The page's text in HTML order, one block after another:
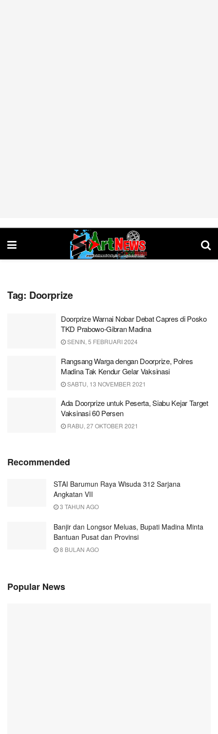
Tag: Doorprize
Doorprize Warnai Nobar Debat Capres di Posko
TKD Prabowo-Gibran Madina
SENIN, 5 FEBRUARI 2024
Rangsang Warga dengan Doorprize, Polres
Madina Tak Kendur Gelar Vaksinasi
SABTU, 13 NOVEMBER 2021
Ada Doorprize untuk Peserta, Siabu Kejar Target
Vaksinasi 60 Persen
RABU, 27 OKTOBER 2021
Recommended
STAI Barumun Raya Wisuda 312 Sarjana
Angkatan VII
3 TAHUN AGO
Banjir dan Longsor Meluas, Bupati Madina Minta
Bantuan Pusat dan Provinsi
8 BULAN AGO
Popular News